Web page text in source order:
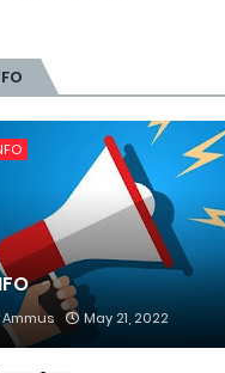
Ammus May 21, 2022